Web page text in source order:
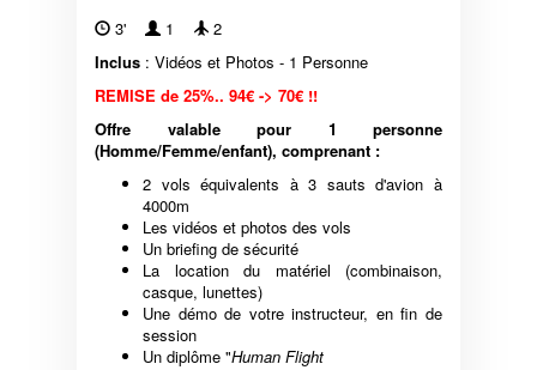
3' 1
2
Inclus : Vidéos et Photos - 1 Personne
REMISE de 25%.. 94€ -> 70€ !!
Offre valable pour 1 personne
(Homme/Femme/enfant), comprenant :
2 vols équivalents à 3 sauts d'avion à
4000m
Les vidéos et photos des vols
Un briefing de sécurité
La location du matériel (combinaison,
casque, lunettes)
Une démo de votre instructeur, en fin de
session
Un diplôme "Human Flight